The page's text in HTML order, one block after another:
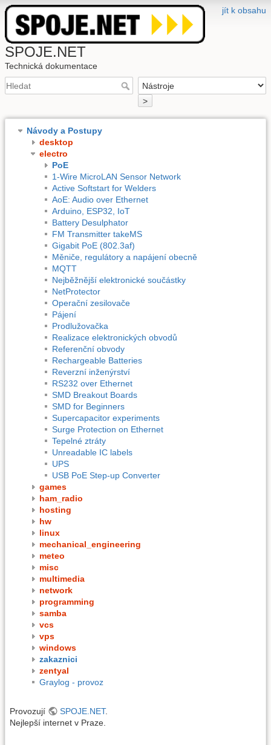
jít k obsahu
SPOJE.NET
Technická dokumentace
>
Návody a Postupy
desktop
electro
PoE
1-Wire MicroLAN Sensor Network
Active Softstart for Welders
AoE: Audio over Ethernet
Arduino, ESP32, IoT
Battery Desulphator
FM Transmitter takeMS
Gigabit PoE (802.3af)
Měniče, regulátory a napájení obecně
MQTT
Nejběžnější elektronické součástky
NetProtector
Operační zesilovače
Pájení
Prodlužovačka
Realizace elektronických obvodů
Referenční obvody
Rechargeable Batteries
Reverzní inženýrství
RS232 over Ethernet
SMD Breakout Boards
SMD for Beginners
Supercapacitor experiments
Surge Protection on Ethernet
Tepelné ztráty
Unreadable IC labels
UPS
USB PoE Step-up Converter
games
ham_radio
hosting
hw
linux
mechanical_engineering
meteo
misc
multimedia
network
programming
samba
vcs
vps
windows
zakaznici
zentyal
Graylog - provoz
Provozují SPOJE.NET.
Nejlepší internet v Praze.